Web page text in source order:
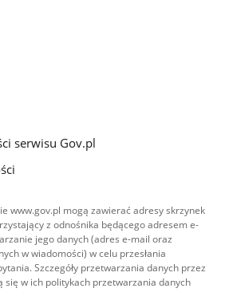
serwisu Gov.pl
www.gov.pl mogą zawierać adresy skrzynek
z odnośnika będącego adresem e-
jego danych (adres e-mail oraz
w wiadomości) w celu przesłania
Szczegóły przetwarzania danych przez
się w ich politykach przetwarzania danych